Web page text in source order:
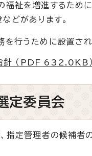
祉を増進するため
どがあります。
行うために設置され
針 （PDF 632.0KB）
定委員会
指定管理者の候補者